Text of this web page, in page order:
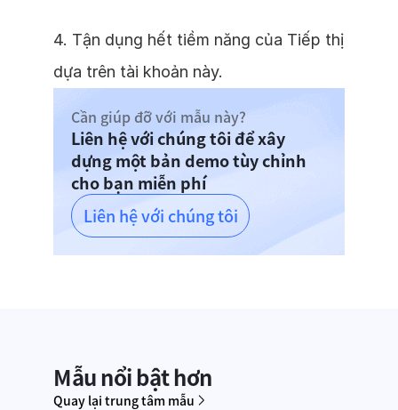
4. Tận dụng hết tiềm năng của Tiếp thị
dựa trên tài khoản này.
Liên hệ với chúng tôi
Cần giúp đỡ với mẫu này?
Liên hệ với chúng tôi để xây
dựng một bản demo tùy chỉnh
cho bạn miễn phí
Mẫu nổi bật hơn
Quay lại trung tâm mẫu